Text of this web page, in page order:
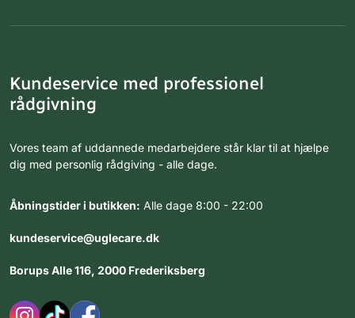
Kundeservice med professionel
rådgivning
Vores team af uddannede medarbejdere står klar til at hjælpe
dig med personlig rådgiving - alle dage.
Åbningstider i butikken: Alle dage 8:00 - 22:00
kundeservice@uglecare.dk
Borups Alle 116, 2000 Frederiksberg